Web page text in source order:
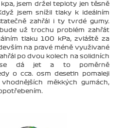
jsem držel teploty jen těsně
jsem snížil tlaky k ideálním
zahřál i ty tvrdé gumy.
už trochu problém zahřát
tlaku 100 kPa, zvláště za
na pravé méně využivané
po dvou kolech na solidních
se dá jet a to poměrně
o cca. osm desetin pomaleji
měkkých gumách,